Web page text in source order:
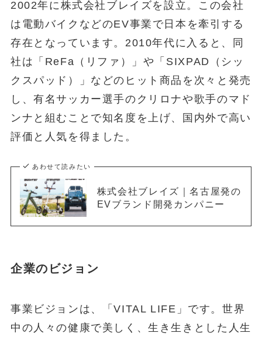
2002年に株式会社ブレイズを設立。この会社
は電動バイクなどのEV事業で日本を牽引する
存在となっています。2010年代に入ると、同
社は「ReFa（リファ）」や「SIXPAD（シッ
クスパッド）」などのヒット商品を次々と発売
し、有名サッカー選手のクリロナや歌手のマド
ンナと組むことで知名度を上げ、国内外で高い
評価と人気を得ました。
あわせて読みたい
株式会社ブレイズ｜名古屋発の
EVブランド開発カンパニー
企業のビジョン
事業ビジョンは、「VITAL LIFE」です。世界
中の人々の健康で美しく、生き生きとした人生